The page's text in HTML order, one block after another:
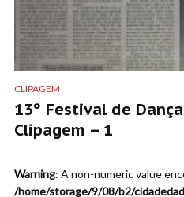
CLIPAGEM
13º Festival de
Clipagem – 1
Warning: A non-numeric value
/home/storage/9/08/b2/